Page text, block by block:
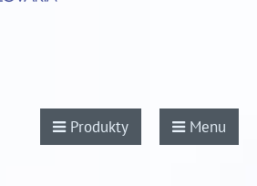
Produkty Menu